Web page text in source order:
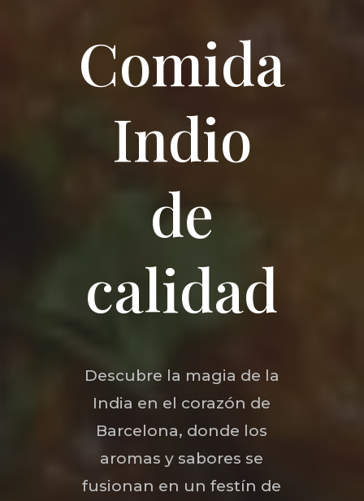
Comida
Indio
de
calidad
Descubre la magia de la
India en el corazón de
Barcelona, donde los
aromas y sabores se
fusionan en un festín de